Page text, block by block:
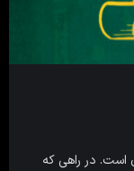
است. در راهی که